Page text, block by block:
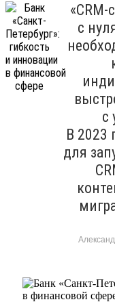
«CRM-
с
с
В 2023
для